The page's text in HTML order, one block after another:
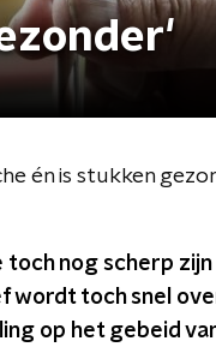
én is stukken
toch nog scherp
wordt toch snel
op het gebeid